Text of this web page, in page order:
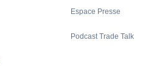
Espace Presse
Podcast Trade Talk